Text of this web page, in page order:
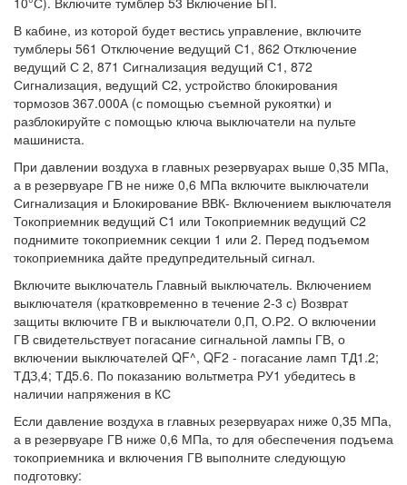
В кабине, из которой будет вестись управление, включите
тумблеры 561 Отключение ведущий С1, 862 Отключение
ведущий С 2, 871 Сигнализация ведущий С1, 872
Сигнализация, ведущий С2, устройство блокирования
тормозов 367.000А (с помощью съемной рукоятки) и
разблокируйте с помощью ключа выключатели на пульте
машиниста.
При давлении воздуха в главных резервуарах выше 0,35 МПа,
а в резервуаре ГВ не ниже 0,6 МПа включите выключатели
Сигнализация и Блокирование ВВК- Включением выключателя
Токоприемник ведущий С1 или Токоприемник ведущий С2
поднимите токоприемник секции 1 или 2. Перед подъемом
токоприемника дайте предупредительный сигнал.
Включите выключатель Главный выключатель. Включением
выключателя (кратковременно в течение 2-3 с) Возврат
защиты включите ГВ и выключатели 0,П, О.Р2. О включении
ГВ свидетельствует погасание сигнальной лампы ГВ, о
включении выключателей QF^, QF2 - погасание ламп ТД1.2;
ТДЗ,4; ТД5.6. По показанию вольтметра РУ1 убедитесь в
наличии напряжения в КС
Если давление воздуха в главных резервуарах ниже 0,35 МПа,
а в резервуаре ГВ ниже 0,6 МПа, то для обеспечения подъема
токоприемника и включения ГВ выполните следующую
подготовку: